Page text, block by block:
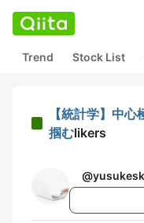
Trend Stock List
【統計学】中
掴むlikers
@